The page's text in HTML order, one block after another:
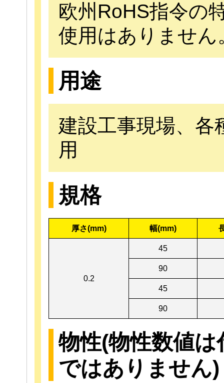
欧州RoHS指令の
使用はありません
用途
建設工事現場、各
用
規格
厚さ(mm) 幅(mm)
0.2
45
90
45
90
物性(物性数値
ではありません)